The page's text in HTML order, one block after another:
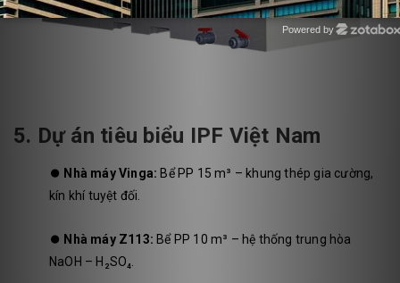
5. Dự án tiêu biểu IPF Việt Nam
⏺️ Nhà máy Vinga: Bể PP 15 m³ – khung thép gia cường,
kín khí tuyệt đối.
⏺️ Nhà máy Z113: Bể PP 10 m³ – hệ thống trung hòa
NaOH – H₂SO₄.
Powered by